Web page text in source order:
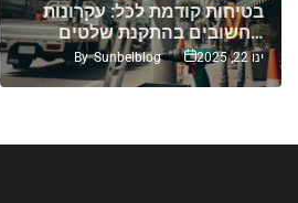
בטיחות קודמת לכל: עקרונות
חשובים בהתקנת שלטים…
By Sunbelblog ינו 22, 2025